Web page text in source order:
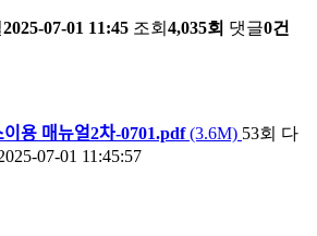
2025-07-01 11:45 조회 4,035회 댓글0건
매뉴얼2차-0701.pdf(3.6M) 53회 다
07-01 11:45:57